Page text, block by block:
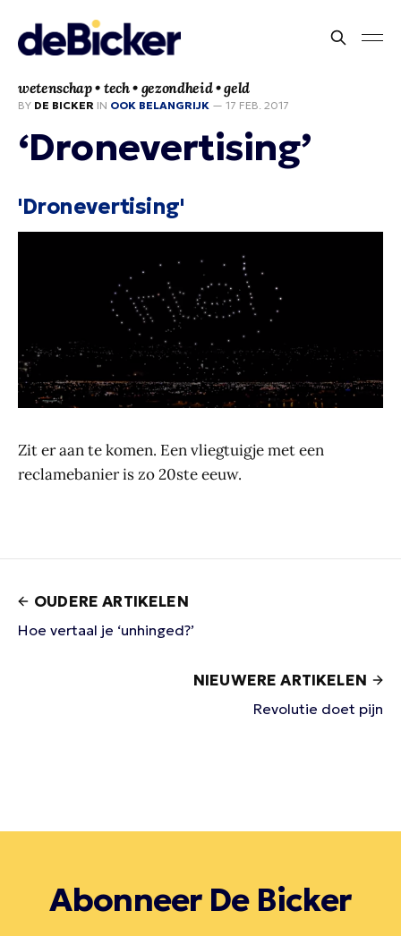
wetenschap • tech • gezondheid • geld
BY DE BICKER IN OOK BELANGRIJK — 17 FEB. 2017
‘Dronevertising’
'Dronevertising'
Zit er aan te komen. Een vliegtuigje met een
reclamebanier is zo 20ste eeuw.
OUDERE ARTIKELEN
Hoe vertaal je ‘unhinged?’
NIEUWERE ARTIKELEN
Revolutie doet pijn
Abonneer De Bicker